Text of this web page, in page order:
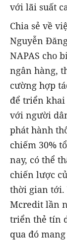
với lãi suất
Chia sẻ về
Nguyễn
NAPAS cho
ngân hàng,
cường hợp
để triển
với người
phát hành
chiếm 30%
nay, có thể
chiến lược
thời gian tới.
Mcredit lần
triển thẻ tín
qua đó